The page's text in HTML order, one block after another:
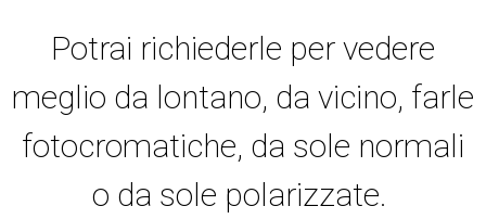
Potrai richiederle per vedere
meglio da lontano, da vicino, farle
fotocromatiche, da sole normali
o da sole polarizzate.